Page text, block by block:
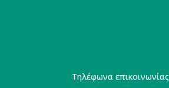
Τηλέφωνα επικοινωνίας